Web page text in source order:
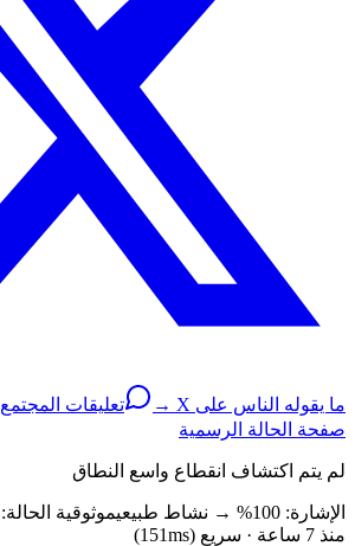
ما يقوله الناس على X → تعليقات المجتمع
صفحة الحالة الرسمية
لم يتم اكتشاف انقطاع واسع النطاق
الإشارة: 100% → نشاط طبيعيموثوقية الحالة:
منذ 7 ساعة · سريع (151ms)